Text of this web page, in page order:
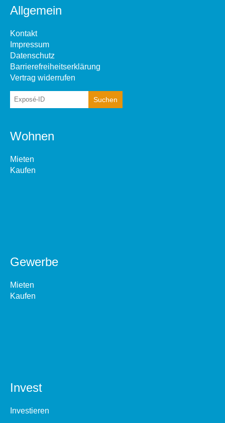
Allgemein
Kontakt
Impressum
Datenschutz
Barrierefreiheitserklärung
Vertrag widerrufen
Wohnen
Mieten
Kaufen
Gewerbe
Mieten
Kaufen
Invest
Investieren